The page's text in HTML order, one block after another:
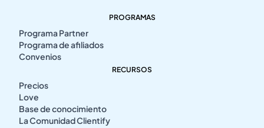
PROGRAMAS
Programa Partner
Programa de afiliados
Convenios
RECURSOS
Precios
Love
Base de conocimiento
La Comunidad Clientify